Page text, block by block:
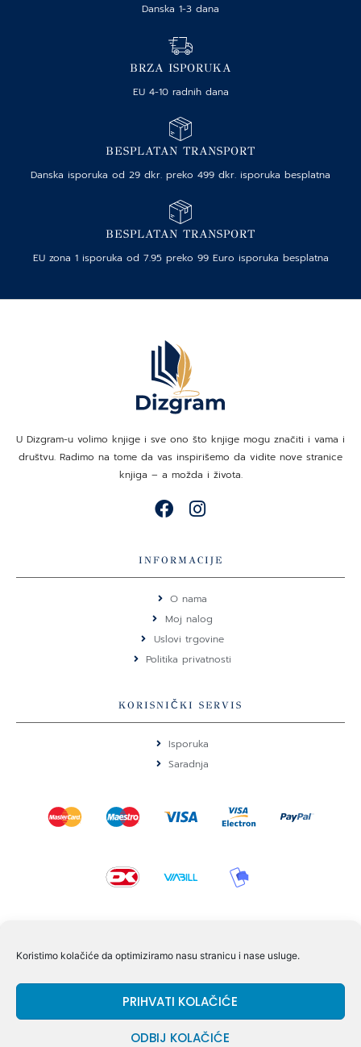
Koristimo kolačiće da optimiziramo nasu stranicu i nase usluge.
PRIHVATI KOLAČIĆE
ODBIJ KOLAČIĆE
Danska 1-3 dana
BRZA ISPORUKA
EU 4-10 radnih dana
BESPLATAN TRANSPORT
Danska isporuka od 29 dkr. preko 499 dkr. isporuka besplatna
BESPLATAN TRANSPORT
EU zona 1 isporuka od 7.95 preko 99 Euro isporuka besplatna
U Dizgram-u volimo knjige i sve ono što knjige mogu značiti i vama i
društvu. Radimo na tome da vas inspirišemo da vidite nove stranice
knjiga – a možda i života.
F
e
b
o
o
k
I
t
a
g
r
a
m
INFORMACIJE
O nama
Moj nalog
Uslovi trgovine
Politika privatnosti
KORISNIČKI SERVIS
Isporuka
Saradnja
Volmersvej 11 6000 Kolding Danska
+45 60609846